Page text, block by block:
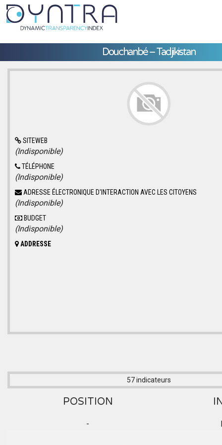
Douchanbé – Tadjikistan
SITEWEB
(Indisponible)
TÉLÉPHONE
(Indisponible)
ADRESSE ÉLECTRONIQUE D'INTERACTION AVEC LES CITOYENS
(Indisponible)
BUDGET
(Indisponible)
ADDRESSE
57 indicateurs
POSITION
-